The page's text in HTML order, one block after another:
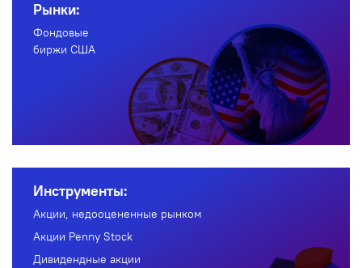
Рынки:
Фондовые
биржи США
Инструменты:
Акции, недооцененные рынком
Акции Penny Stock
Дивидендные акции